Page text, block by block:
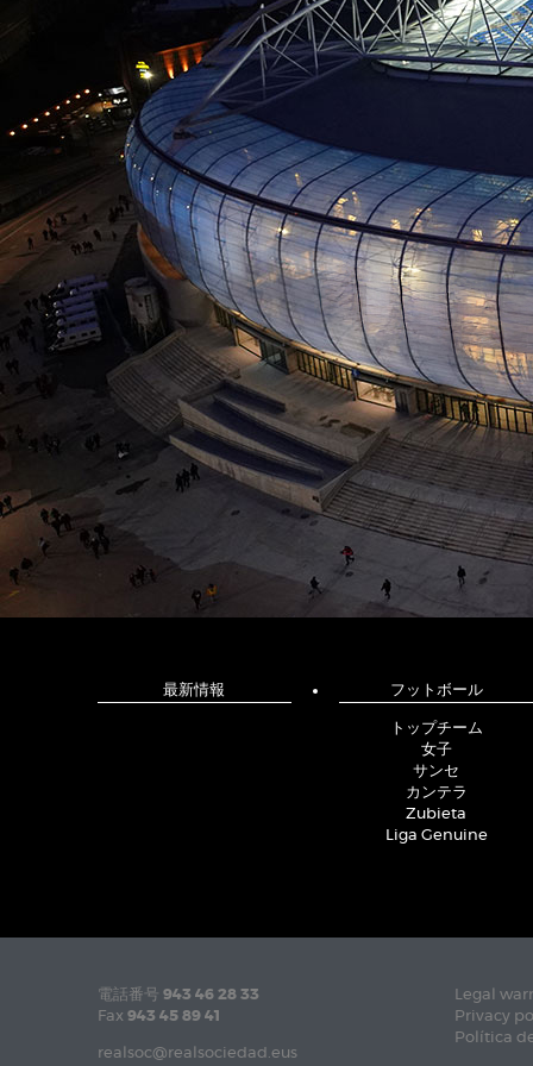
最新情報 フットボール
トップチーム
女子
サンセ
カンテラ
Zubieta
Liga Genuine
電話番号 943 46 28 33
Fax 943 45 89 41
realsoc@realsociedad.eus
Legal
Privacy
Política